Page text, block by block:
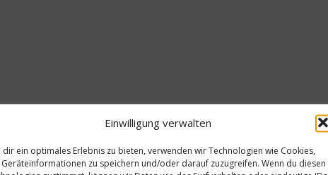
Einwilligung verwalten
dir ein optimales Erlebnis zu bieten, verwenden wir Technologien wie Cookies,
Geräteinformationen zu speichern und/oder darauf zuzugreifen. Wenn du diesen
Rezepte